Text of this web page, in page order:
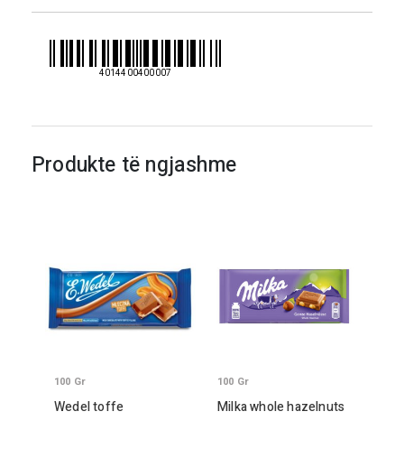
4014400400007
Produkte të ngjashme
Wedel toffe
100 Gr
Milka whole hazelnuts
100 Gr